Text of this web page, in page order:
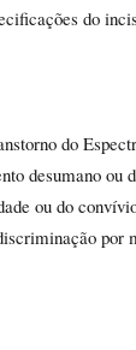
do
do
desumano ou
ou do
por